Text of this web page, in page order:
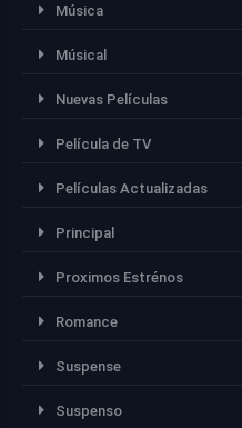
Música
Músical
Nuevas Películas
Película de TV
Películas Actualizadas
Principal
Proximos Estrénos
Romance
Suspense
Suspenso